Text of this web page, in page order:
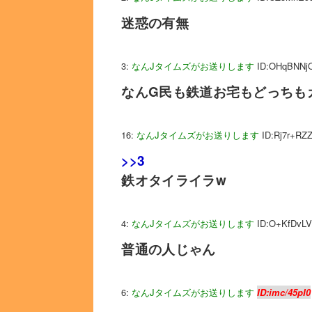
迷惑の有無
3:なんJタイムズがお送りします
なんG民も鉄道お宅もどっちも
16:なんJタイムズがお送りします
>>3
鉄オタイライラw
4:なんJタイムズがお送りします
普通の人じゃん
6:なんJタイムズがお送りします ID:imc/45pI0